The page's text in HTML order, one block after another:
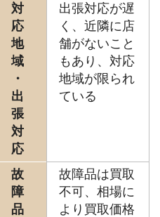
対
応
地
域
・
出
張
対
応
出張対応が遅
く、近隣に店
舗がないこと
もあり、対応
地域が限られ
ている
故
障
品
故障品は買取
不可、相場に
より買取価格